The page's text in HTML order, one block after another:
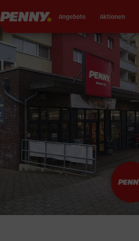
Penny Angebote Aktionen